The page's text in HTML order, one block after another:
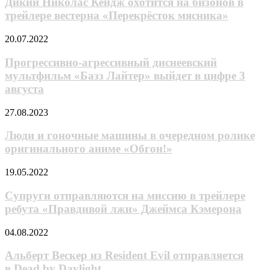
охотится
на
в
вестерна
«Перекрёсток
мясника»
трейлере вестерна «Перекрёсток мясника»
Прогрессивно-
диснеевский
мультфильм
«Базз
Лайтер»
в
3
августа
20.07.2022
Прогрессивно-агрессивный диснеевский
мультфильм «Базз Лайтер» выйдет в цифре 3
августа
Люди
гоночные
машины
в
ролике
аниме
«Обгон!»
27.08.2023
Люди и гоночные машины в очередном ролике
оригинального аниме «Обгон!»
Супруги
на
миссию
в
ребута
лжи»
19.05.2022
Супруги отправляются на миссию в трейлере
ребута «Правдивой лжи» Джеймса Кэмерона
Альберт
из Resident
Evil
04.08.2022
Альберт Вескер из Resident Evil отправляется